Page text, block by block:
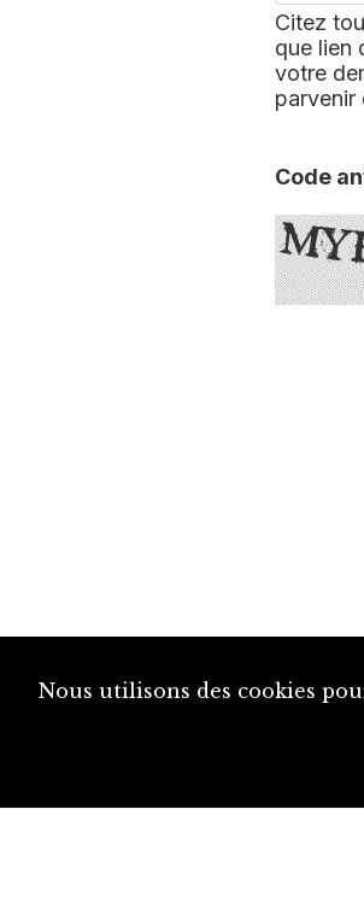
Citez
que lien
votre
parvenir
Code
Nous utilisons des cookies